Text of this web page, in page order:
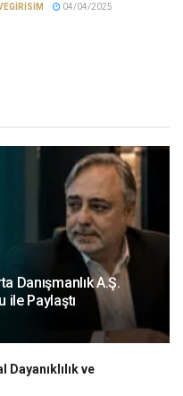
04/04/2025
Danışmanlık A.Ş.
ile Paylaştı
Dayanıklılık ve